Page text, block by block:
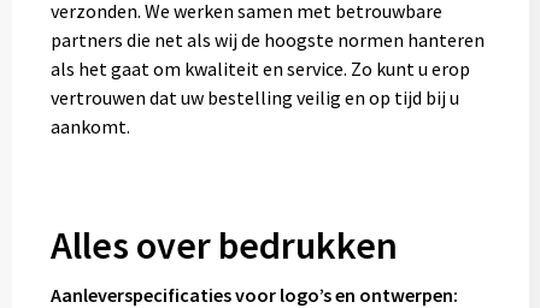
verzonden. We werken samen met betrouwbare
partners die net als wij de hoogste normen hanteren
als het gaat om kwaliteit en service. Zo kunt u erop
vertrouwen dat uw bestelling veilig en op tijd bij u
aankomt.
Alles over bedrukken
Aanleverspecificaties voor logo’s en ontwerpen: